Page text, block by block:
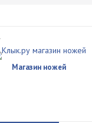
Магазин ножей